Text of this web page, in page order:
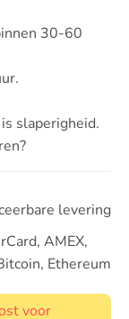
30-60
slaperigheid.
levering
AMEX,
Ethereum
voor